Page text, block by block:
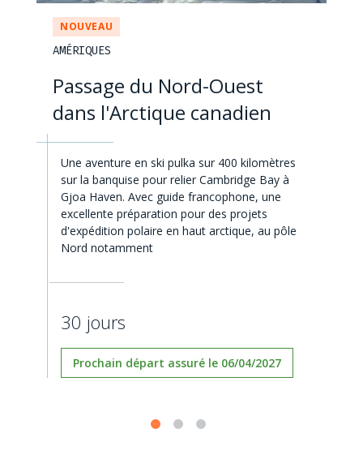
NOUVEAU
AMÉRIQUES
Passage du Nord-Ouest
dans l'Arctique canadien
Une aventure en ski pulka sur 400 kilomètres
sur la banquise pour relier Cambridge Bay à
Gjoa Haven. Avec guide francophone, une
excellente préparation pour des projets
d'expédition polaire en haut arctique, au pôle
Nord notamment
30 jours
Prochain départ assuré le 06/04/2027